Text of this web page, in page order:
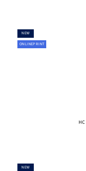
NEW
ONLINEPRINT
HC
NEW